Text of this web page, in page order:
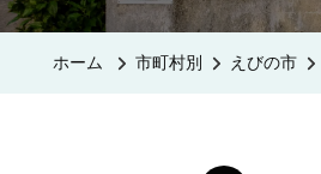
の
ホーム 市町村別 えびの市